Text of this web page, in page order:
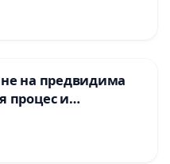
НА
на предвидима
процес и
равнопоставено
на учениците от
Хуманитарна